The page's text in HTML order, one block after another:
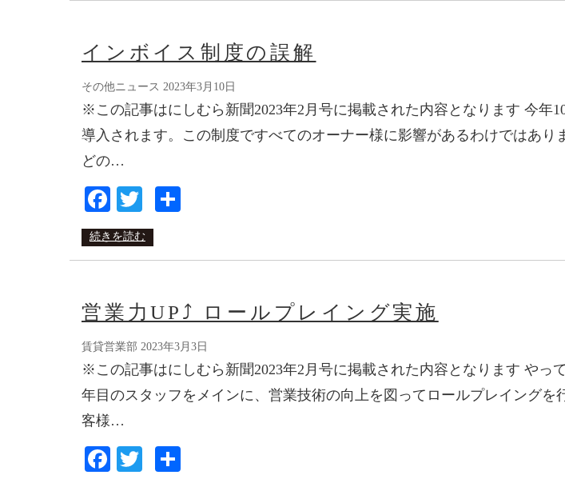
インボイス制度の誤解
その他ニュース 2023年3月10日
※この記事はにしむら新聞2023年2月号に掲載された内容となります 今年
導入されます。この制度ですべてのオーナー様に影響があるわけではあり
どの…
Facebook
Twitter
続きを読む
営業力UP⤴ ロールプレイング実施
賃貸営業部 2023年3月3日
※この記事はにしむら新聞2023年2月号に掲載された内容となります やっ
年目のスタッフをメインに、営業技術の向上を図ってロールプレイングを
客様…
Facebook
Twitter